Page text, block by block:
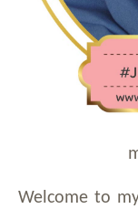
Welcome to